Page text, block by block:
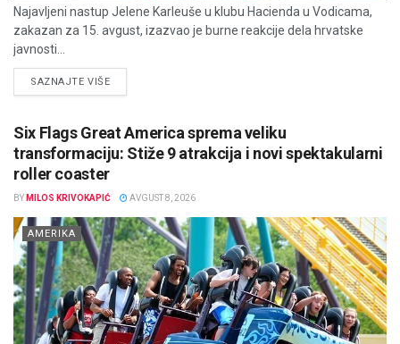
Najavljeni nastup Jelene Karleuše u klubu Hacienda u Vodicama,
zakazan za 15. avgust, izazvao je burne reakcije dela hrvatske
javnosti...
SAZNAJTE VIŠEDETAILS
Six Flags Great America sprema veliku
transformaciju: Stiže 9 atrakcija i novi spektakularni
roller coaster
BY MILOS KRIVOKAPIĆ AVGUST 8, 2026
AMERIKA